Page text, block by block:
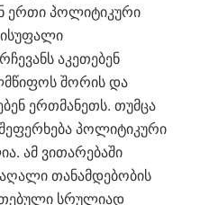
ერთი პოლიტიკური
აკეთებენ
შორის და
ერთმანეთს. თუმცა
პოლიტიკური
ამ ვითარებაში
თანამდებობის
სრულიად